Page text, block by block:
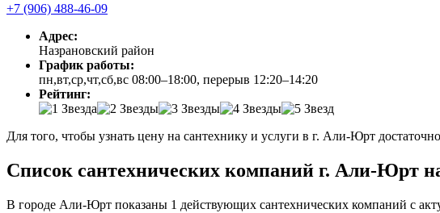
+7 (906) 488-46-09
Адрес:
Назрановский район
График работы:
пн,вт,ср,чт,сб,вс 08:00–18:00, перерыв 12:20–14:20
Рейтинг:
Для того, чтобы узнать цену на сантехнику и услуги в г. Али-Юрт
Список сантехнических компаний г. Али-Юрт
В городе Али-Юрт показаны 1 действующих сантехнических компаний с